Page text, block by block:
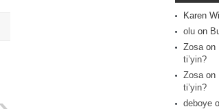
Karen
olu on
Zosaon
ti’yin?
Zosaon
ti’yin?
deboye